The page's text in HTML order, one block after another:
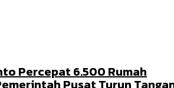
Percepat 6.500 Rumah
Pusat Turun